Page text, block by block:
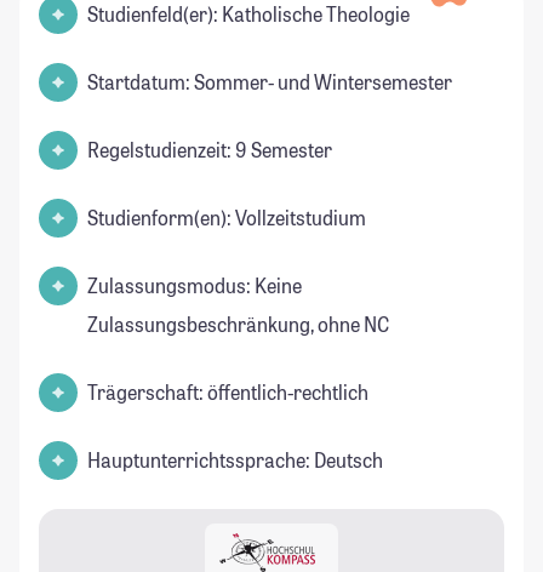
Studienfeld(er): Katholische Theologie
Startdatum: Sommer- und Wintersemester
Regelstudienzeit: 9 Semester
Studienform(en): Vollzeitstudium
Zulassungsmodus: Keine
Zulassungsbeschränkung, ohne NC
Trägerschaft: öffentlich-rechtlich
Hauptunterrichtssprache: Deutsch